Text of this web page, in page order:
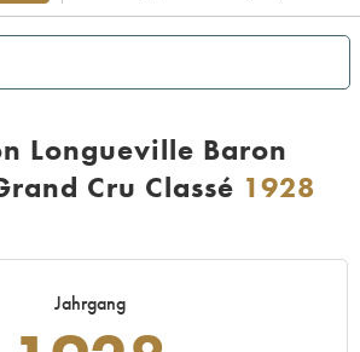
Longueville Baron
Cru Classé 1928
Jahrgang